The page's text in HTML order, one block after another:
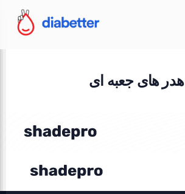
هدر های جعبه ای